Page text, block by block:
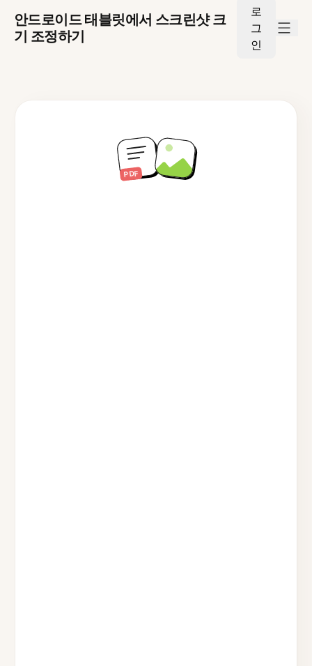
안드로이드 태블릿에서 스크린샷 크
기 조정하기
로
그
인